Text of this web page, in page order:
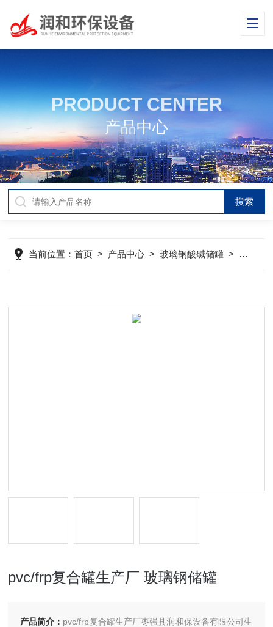
PRODUCT CENTER
产品中心
当前位置：首页 > 产品中心 >玻璃钢酸碱储罐 > 玻璃钢
pvc/frp复合罐生产厂 玻璃钢储罐
产品简介： pvc/frp复合罐生产厂枣强县润和保设备有限公司生